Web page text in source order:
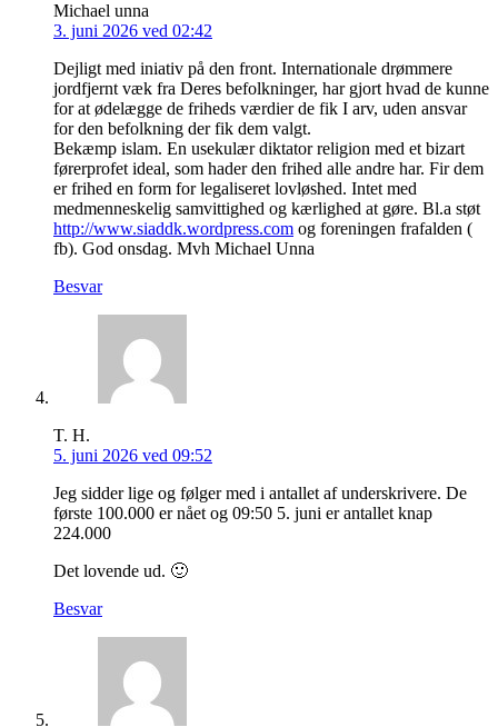
Michael unna
3. juni 2026 ved 02:42
Dejligt med iniativ på den front. Internationale drømmere
jordfjernt væk fra Deres befolkninger, har gjort hvad de kunne
for at ødelægge de friheds værdier de fik I arv, uden ansvar
for den befolkning der fik dem valgt.
Bekæmp islam. En usekulær diktator religion med et bizart
førerprofet ideal, som hader den frihed alle andre har. Fir dem
er frihed en form for legaliseret lovløshed. Intet med
medmenneskelig samvittighed og kærlighed at gøre. Bl.a støt
http://www.siaddk.wordpress.com og foreningen frafalden (
fb). God onsdag. Mvh Michael Unna
Besvar
T. H.
5. juni 2026 ved 09:52
Jeg sidder lige og følger med i antallet af underskrivere. De
første 100.000 er nået og 09:50 5. juni er antallet knap
224.000
Det lovende ud. 🙂
Besvar